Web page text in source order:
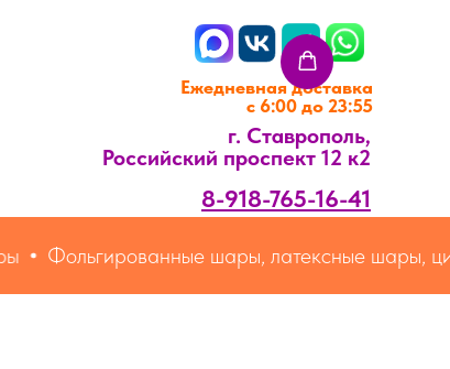
Ежедневная доставка
с 6:00 до 23:55
8-918-765-16-41
г. Ставрополь,
Российский проспект 12 к2
Фольгированные шары, латексные шары,